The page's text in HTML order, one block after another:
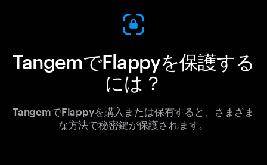
TangemでFlappyを保護する
には？
TangemでFlappyを購入または保有すると、さまざま
な方法で秘密鍵が保護されます。